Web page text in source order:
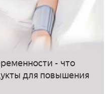
- что
для повышения